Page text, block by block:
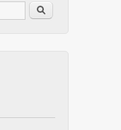
Im Blog suchen